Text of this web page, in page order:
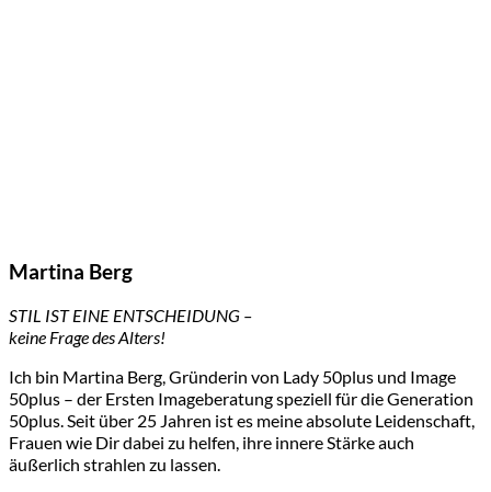
Martina Berg
STIL IST EINE ENTSCHEIDUNG –
keine Frage des Alters!
Ich bin Martina Berg, Gründerin von Lady 50plus und Image
50plus – der Ersten Imageberatung speziell für die Generation
50plus. Seit über 25 Jahren ist es meine absolute Leidenschaft,
Frauen wie Dir dabei zu helfen, ihre innere Stärke auch
äußerlich strahlen zu lassen.